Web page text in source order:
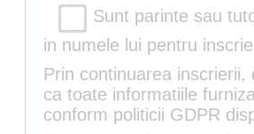
Sunt parinte sau
in numele lui pentru
Prin continuarea
ca toate informatiile
conform politicii GDPR